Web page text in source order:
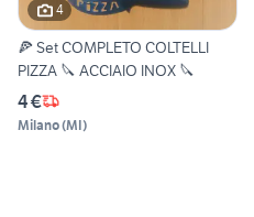
4
🍕 Set COMPLETO COLTELLI
PIZZA 🔪 ACCIAIO INOX 🔪
4 €
Milano(MI)